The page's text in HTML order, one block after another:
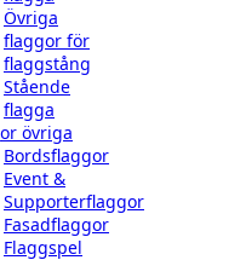
Övriga
flaggor för
flaggstång
Stående
flagga
övriga
Bordsflaggor
Event &
Supporterflaggor
Fasadflaggor
Flaggspel